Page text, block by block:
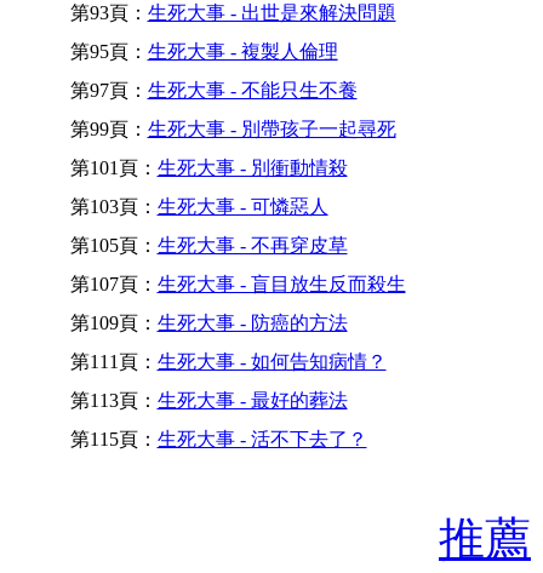
第93頁： 生死大事 - 出世是來解決問題
第95頁： 生死大事 - 複製人倫理
第97頁： 生死大事 - 不能只生不養
第99頁： 生死大事 - 別帶孩子一起尋死
第101頁： 生死大事 - 別衝動情殺
第103頁： 生死大事 - 可憐惡人
第105頁： 生死大事 - 不再穿皮草
第107頁： 生死大事 - 盲目放生反而殺生
第109頁： 生死大事 - 防癌的方法
第111頁： 生死大事 - 如何告知病情？
第113頁： 生死大事 - 最好的葬法
第115頁： 生死大事 - 活不下去了？
推薦